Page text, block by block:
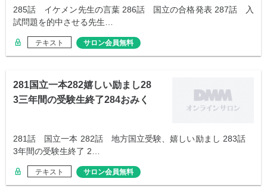
285話 イケメン先生の言葉 286話 国立の合格発表 287話 入
試問題を的中させる先生…
テキスト サロン会員無料
281国立一本282嬉しい励まし28
3三年間の受験生終了284おみく
281話 国立一本 282話 地方国立受験、嬉しい励まし 283話
3年間の受験生終了 2…
テキスト サロン会員無料